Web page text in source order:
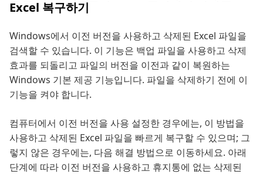
Excel 복구하기
Windows에서 이전 버전을 사용하고 삭제된 Excel 파일을
검색할 수 있습니다. 이 기능은 백업 파일을 사용하고 삭제
효과를 되돌리고 파일의 버전을 이전과 같이 복원하는
Windows 기본 제공 기능입니다. 파일을 삭제하기 전에 이
기능을 켜야 합니다.
컴퓨터에서 이전 버전을 사용 설정한 경우에는, 이 방법을
사용하고 삭제된 Excel 파일을 빠르게 복구할 수 있으며; 그
렇지 않은 경우에는, 다음 해결 방법으로 이동하세요. 아래
단계에 따라 이전 버전을 사용하고 휴지통에 없는 삭제된